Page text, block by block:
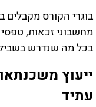
בוגרי הקורס מקבלים
מחשבוני זכאות,
בכל מה שנדרש
ייעוץ
עתיד